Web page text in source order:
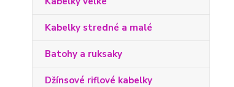
Kabelky stredné a malé
Batohy a ruksaky
Džínsové riflové kabelky